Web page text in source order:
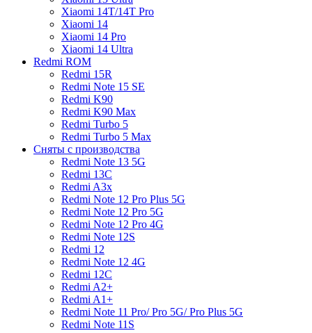
Xiaomi 14T/14T Pro
Xiaomi 14
Xiaomi 14 Pro
Xiaomi 14 Ultra
Redmi ROM
Redmi 15R
Redmi Note 15 SE
Redmi K90
Redmi K90 Max
Redmi Turbo 5
Redmi Turbo 5 Max
Сняты с производства
Redmi Note 13 5G
Redmi 13C
Redmi A3x
Redmi Note 12 Pro Plus 5G
Redmi Note 12 Pro 5G
Redmi Note 12 Pro 4G
Redmi Note 12S
Redmi 12
Redmi Note 12 4G
Redmi 12C
Redmi A2+
Redmi A1+
Redmi Note 11 Pro/ Pro 5G/ Pro Plus 5G
Redmi Note 11S